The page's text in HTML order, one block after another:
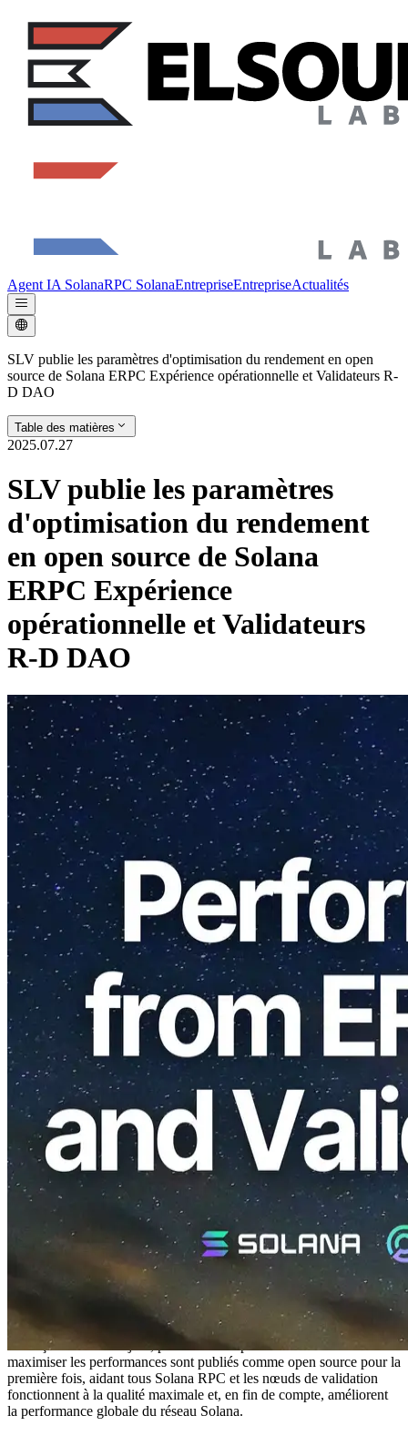
Agent IA SolanaRPC SolanaEntrepriseEntrepriseActualités
SLV publie les paramètres d'optimisation du rendement en open
source de Solana ERPC Expérience opérationnelle et Validateurs R-
D DAO
Table des matières
2025.07.27
SLV publie les paramètres
d'optimisation du rendement
en open source de Solana
ERPC Expérience
opérationnelle et Validateurs
R-D DAO
ELSOUL LABO B.V. (Siège: Amsterdam, Pays-Bas; PDG:
Fumitake Kawasaki) et Validators DAO, dédié à renforcer la
décentralisation et la sécurité du réseau Solana, ont publié des
paramètres d'optimisation des performances pour leur outil open
source, SLV. Ces paramètres sont basés sur les expériences
opérationnelles de Solana ERPC résultats de la recherche et du
développement Validators DAO, visant à renforcer encore la
sécurité, à améliorer les performances et à réduire les charges
opérationnelles pesant sur les opérateurs du réseau Solana.
Paramètres avancés reflétant les
perspectives opérationnelles de ERPC &
Validators DAO
SLV s'est continuellement améliorée en tirant parti des
enseignements pratiques tirés de l'expérience ERPC et Validators
DAO. Cette mise à jour améliore considérablement les paramètres
de performance pour Solana RPC et Geyser gRPC, en optimisant
spécifiquement pour la dernière Solana Firedancer recommandation:
"CPU AMD EPYC 32-core (4e génération ou plus)".
Les paramètres publiés précédemment ne portent généralement que
sur « l'exécution du client Solana », avec des détails limités sur les
paramètres de performance nécessaires pour obtenir des résultats
optimaux.
Avec ça SLV mise à jour, paramètres de paramètres détaillés visant à
maximiser les performances sont publiés comme open source pour la
première fois, aidant tous Solana RPC et les nœuds de validation
fonctionnent à la qualité maximale et, en fin de compte, améliorent
la performance globale du réseau Solana.